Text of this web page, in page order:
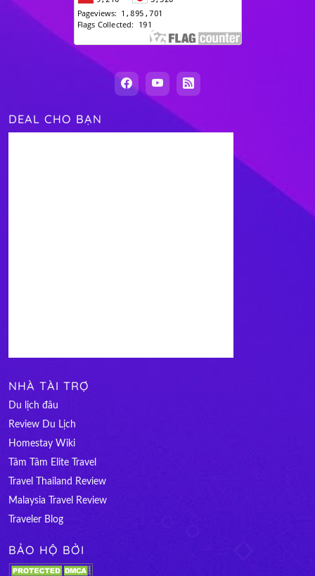
DEAL CHO BẠN
NHÀ TÀI TRỢ
Du lịch đâu
Review Du Lịch
Homestay Wiki
Tâm Tâm Elite Travel
Travel Thailand Review
Malaysia Travel Review
Traveler Blog
BẢO HỘ BỞI